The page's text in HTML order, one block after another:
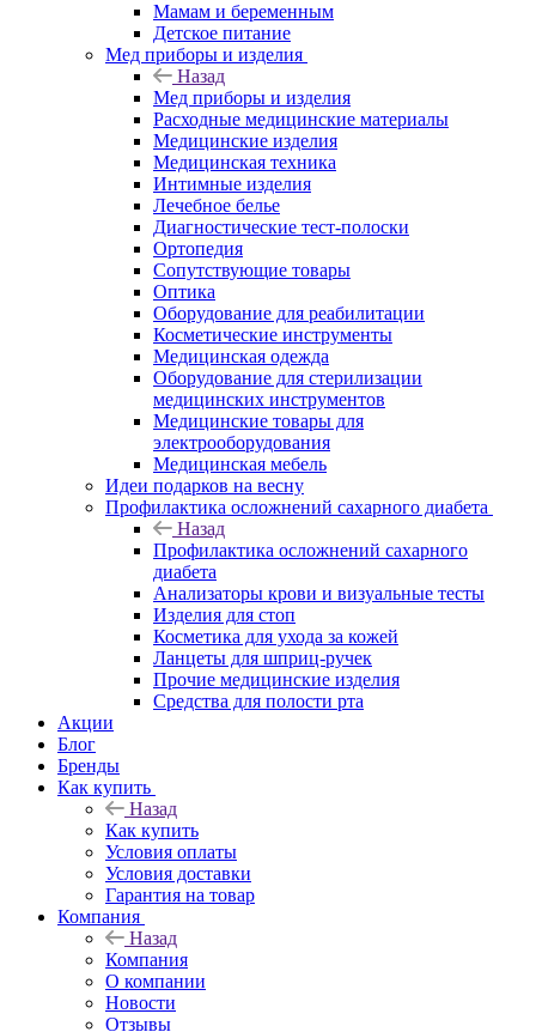
Мамам и беременным
Детское питание
Мед приборы и изделия
Назад
Мед приборы и изделия
Расходные медицинские материалы
Медицинские изделия
Медицинская техника
Интимные изделия
Лечебное белье
Диагностические тест-полоски
Ортопедия
Сопутствующие товары
Оптика
Оборудование для реабилитации
Косметические инструменты
Медицинская одежда
Оборудование для стерилизации
медицинских инструментов
Медицинские товары для
электрооборудования
Медицинская мебель
Идеи подарков на весну
Профилактика осложнений сахарного диабета
Назад
Профилактика осложнений сахарного
диабета
Анализаторы крови и визуальные тесты
Изделия для стоп
Косметика для ухода за кожей
Ланцеты для шприц-ручек
Прочие медицинские изделия
Средства для полости рта
Акции
Блог
Бренды
Как купить
Назад
Как купить
Условия оплаты
Условия доставки
Гарантия на товар
Компания
Назад
Компания
О компании
Новости
Отзывы